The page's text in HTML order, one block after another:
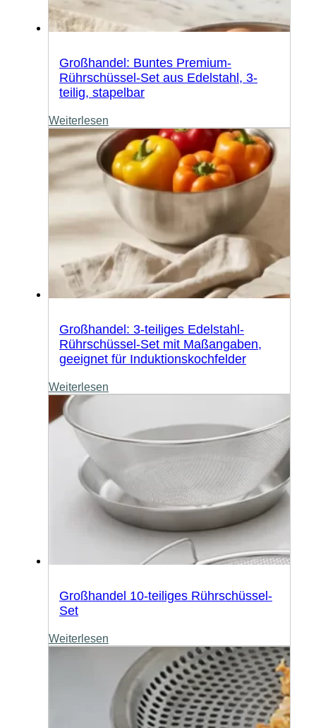
Großhandel: Buntes Premium-
Rührschüssel-Set aus Edelstahl, 3-
teilig, stapelbar
Weiterlesen
Großhandel: 3-teiliges Edelstahl-
Rührschüssel-Set mit Maßangaben,
geeignet für Induktionskochfelder
Weiterlesen
Großhandel 10-teiliges Rührschüssel-
Set
Weiterlesen